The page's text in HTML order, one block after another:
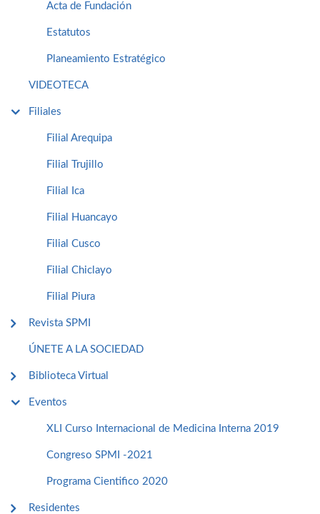
Acta de Fundación
Estatutos
Planeamiento Estratégico
VIDEOTECA
Filiales
Filial Arequipa
Filial Trujillo
Filial Ica
Filial Huancayo
Filial Cusco
Filial Chiclayo
Filial Piura
Revista SPMI
ÚNETE A LA SOCIEDAD
Biblioteca Virtual
Eventos
XLI Curso Internacional de Medicina Interna 2019
Congreso SPMI -2021
Programa Cientifico 2020
Residentes